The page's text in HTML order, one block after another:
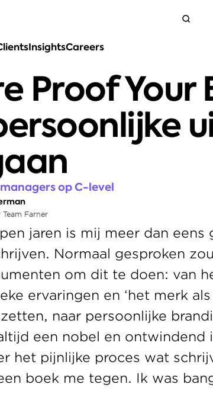
InsightsCareers
Proof Your
op C-level
Farner
jaren is mij meer dan eens
Normaal gesproken
om dit te doen: van
ervaringen en ‘het merk
naar persoonlijke
een nobel en ontwindend
het pijnlijke proces wat
boek me tegen. Ik was